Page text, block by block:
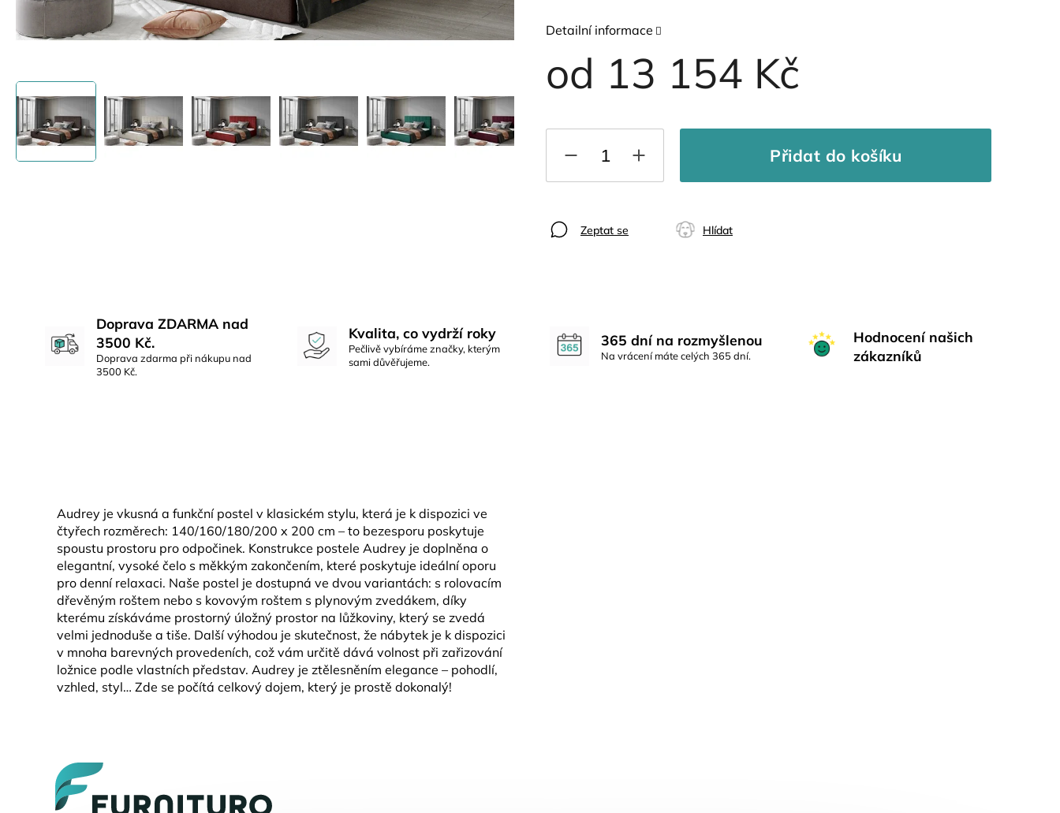
od 13 154 Kč
Přidat do košíku
Detailní informace
Zeptat se Hlídat
Doprava ZDARMA nad
3500 Kč.
Doprava zdarma při nákupu nad
3500 Kč.
Kvalita, co vydrží roky
Pečlivě vybíráme značky, kterým
sami důvěřujeme.
365 dní na rozmyšlenou
Na vrácení máte celých 365 dní.
Hodnocení našich
zákazníků
Audrey je vkusná a funkční postel v klasickém stylu, která je k dispozici ve
čtyřech rozměrech: 140/160/180/200 x 200 cm – to bezesporu poskytuje
spoustu prostoru pro odpočinek. Konstrukce postele Audrey je doplněna o
elegantní, vysoké čelo s měkkým zakončením, které poskytuje ideální oporu
pro denní relaxaci. Naše postel je dostupná ve dvou variantách: s rolovacím
dřevěným roštem nebo s kovovým roštem s plynovým zvedákem, díky
kterému získáváme prostorný úložný prostor na lůžkoviny, který se zvedá
velmi jednoduše a tiše. Další výhodou je skutečnost, že nábytek je k dispozici
v mnoha barevných provedeních, což vám určitě dává volnost při zařizování
ložnice podle vlastních představ. Audrey je ztělesněním elegance – pohodlí,
vzhled, styl… Zde se počítá celkový dojem, který je prostě dokonalý!